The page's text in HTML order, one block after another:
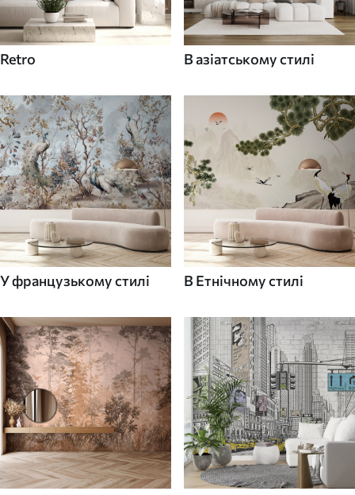
Retro В азіатському стилі
У французькому стилі В Етнічному стилі